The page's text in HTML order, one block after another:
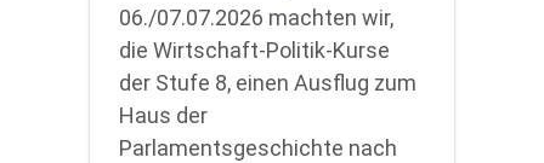
06./07.07.2026 machten wir,
die Wirtschaft-Politik-Kurse
der Stufe 8, einen Ausflug zum
Haus der
Parlamentsgeschichte nach